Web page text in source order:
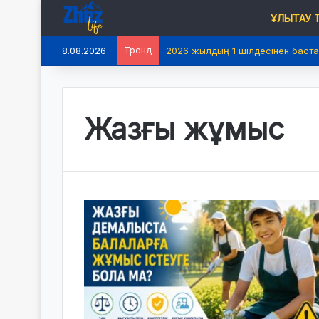
ҰЛЫТАУ
8.08.2026 Тренд 2026 жылдың 1 шілдесінен
Жазғы жұмыс